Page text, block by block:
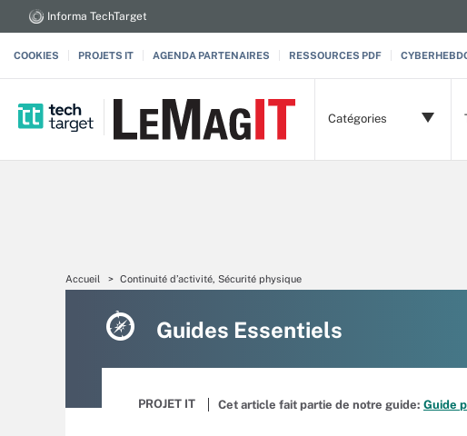
Informa TechTarget
COOKIES PROJETS IT AGENDA PARTENAIRES RESSOURCES PDF
Catégories
Accueil Continuité d’activité, Sécurité physique
Guides Essentiels
PROJET IT Cet article fait partie de notre guide: Guide